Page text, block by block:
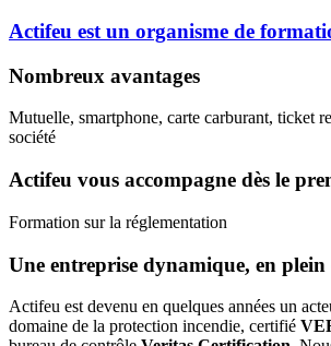
Actifeu est un organisme de
Nombreux avantages
Mutuelle, smartphone, carte carburant, ticket
société
Actifeu vous accompagne dès le
Formation sur la réglementation
Une entreprise dynamique, en plein
Actifeu est devenu en quelques années un
domaine de la protection incendie, certifié